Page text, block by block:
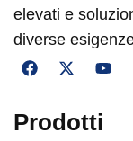
elevati e
diverse
Prodotti